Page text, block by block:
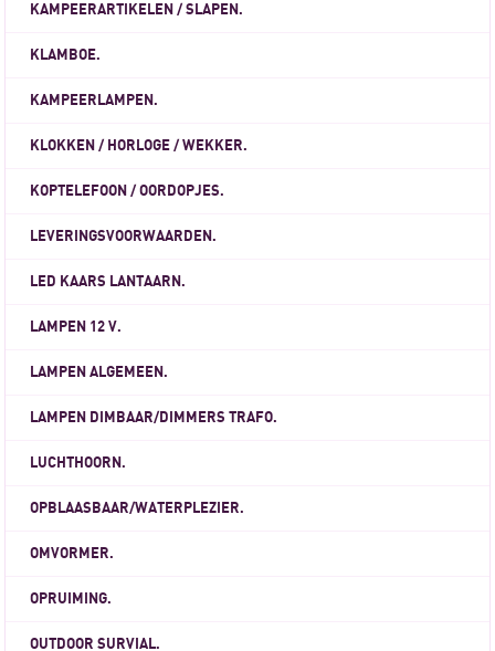
KAMPEERARTIKELEN / SLAPEN.
KLAMBOE.
KAMPEERLAMPEN.
KLOKKEN / HORLOGE / WEKKER.
KOPTELEFOON / OORDOPJES.
LEVERINGSVOORWAARDEN.
LED KAARS LANTAARN.
LAMPEN 12 V.
LAMPEN ALGEMEEN.
LAMPEN DIMBAAR/DIMMERS TRAFO.
LUCHTHOORN.
OPBLAASBAAR/WATERPLEZIER.
OMVORMER.
OPRUIMING.
OUTDOOR SURVIAL.